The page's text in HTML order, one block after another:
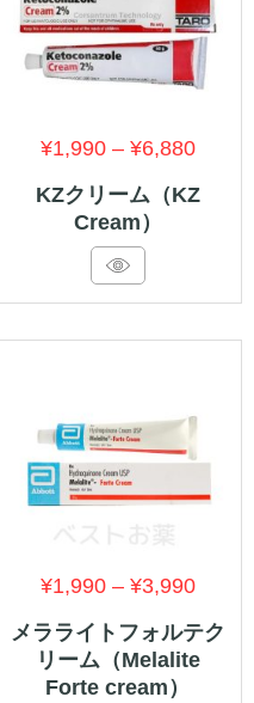
KZクリーム（KZ
Cream）
¥1,990 –¥6,880価
格
–
メラライトフォルテク
リーム（Melalite
Forte cream）
¥1,990 –¥3,990価
格
帯: